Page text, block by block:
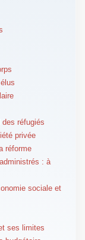
réfugiés
privée
réforme
: à
sociale et
ses limites